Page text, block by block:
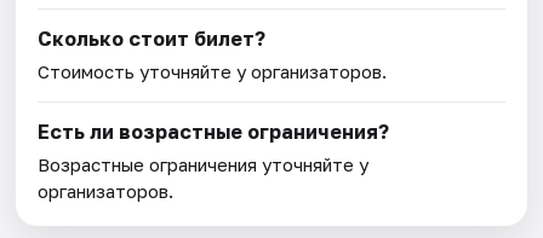
Сколько стоит билет?
Стоимость уточняйте у организаторов.
Есть ли возрастные ограничения?
Возрастные ограничения уточняйте у
организаторов.